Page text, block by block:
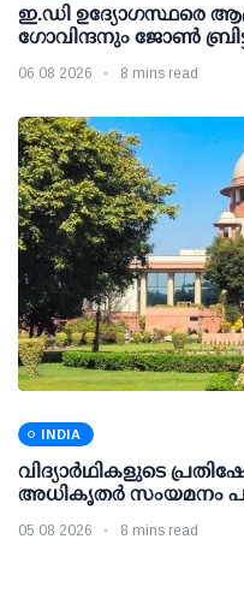
ഇ.ഡി ഉദ്യോഗസ്ഥരെ
ഗോവിന്ദനും ജോണ്‍
06 08 2026 8 mins read
INDIA
വിദ്യാര്‍ഥികളുടെ
അധികൃതര്‍ സംയമനം
05 08 2026 8 mins read